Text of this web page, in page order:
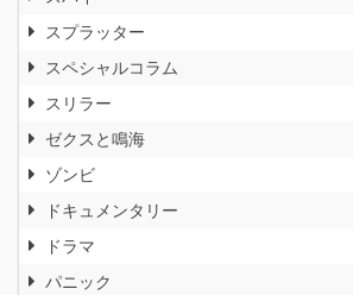
スプラッター
スペシャルコラム
スリラー
ゼクスと鳴海
ゾンビ
ドキュメンタリー
ドラマ
パニック